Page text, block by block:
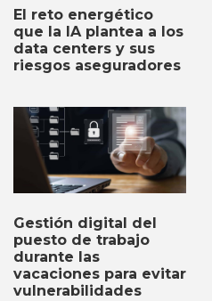
El reto energético
que la IA plantea a los
data centers y sus
riesgos aseguradores
Gestión digital del
puesto de trabajo
durante las
vacaciones para evitar
vulnerabilidades